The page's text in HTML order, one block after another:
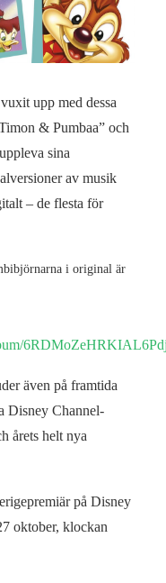
upp med dessa
& Pumbaa” och
sina
av musik
– de flesta för
i original är
även på framtida
Disney Channel-
årets helt nya
på Disney
oktober, klockan